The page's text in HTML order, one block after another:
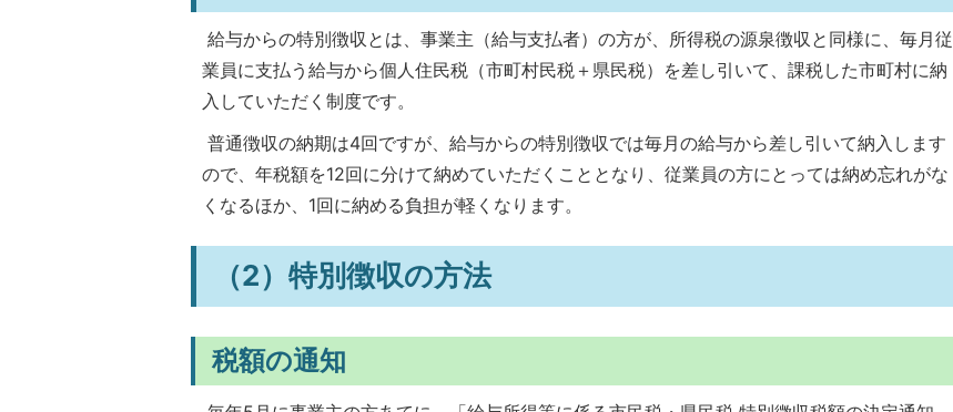
給与からの特別徴収とは、事業主（給与支払者）の方が、所得税の源泉徴収と同様に、毎月従
業員に支払う給与から個人住民税（市町村民税＋県民税）を差し引いて、課税した市町村に納
入していただく制度です。
普通徴収の納期は4回ですが、給与からの特別徴収では毎月の給与から差し引いて納入します
ので、年税額を12回に分けて納めていただくこととなり、従業員の方にとっては納め忘れがな
くなるほか、1回に納める負担が軽くなります。
（2）特別徴収の方法
税額の通知